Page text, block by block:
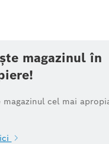
magazinul în
magazinul cel mai